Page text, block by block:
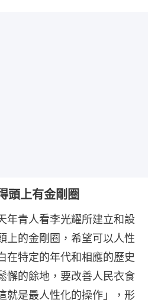
頭上有金剛圈
年青人看李光耀所建立和設
上的金剛圈，希望可以人性
在特定的年代和相應的歷史
懈的餘地，要改善人民衣食
就是最人性化的操作」，形